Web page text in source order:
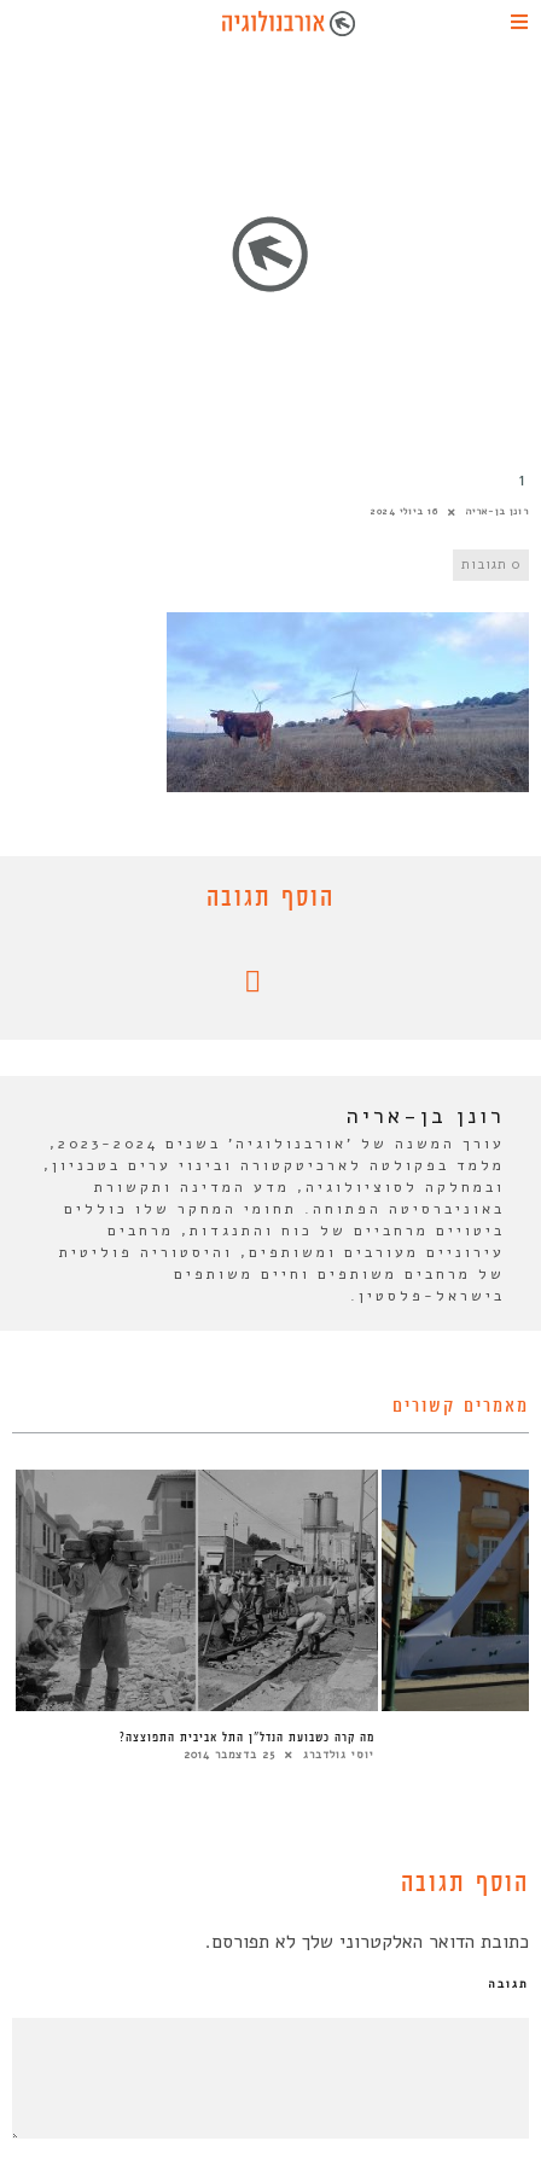
1
רונן בן-אריה 16 ביולי 2024
0 תגובות
הוסף תגובה
רונן בן-אריה
עורך המשנה של 'אורבנולוגיה' בשנים 2023-2024,
מלמד בפקולטה לארכיטקטורה ובינוי ערים בטכניון,
ובמחלקה לסוציולוגיה, מדע המדינה ותקשורת
באוניברסיטה הפתוחה. תחומי המחקר שלו כוללים
ביטויים מרחביים של כוח והתנגדות, מרחבים
עירוניים מעורבים ומשותפים, והיסטוריה פוליטית
של מרחבים משותפים וחיים משותפים
בישראל-פלסטין.
מאמרים קשורים
מה קרה כשבועת הנדל”ן התל אביבית התפוצצה?
יוסי גולדברג 25 בדצמבר 2014
הוסף תגובה
כתובת הדואר האלקטרוני שלך לא תפורסם.
תגובה